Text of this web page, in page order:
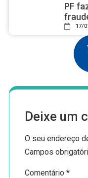
PF
17/
Deixe um
O seu endereço
Campos
Comentário*